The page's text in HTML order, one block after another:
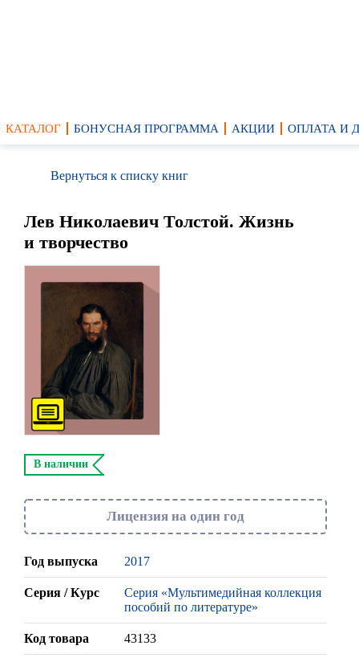
КАТАЛОГ БОНУСНАЯ ПРОГРАММА АКЦИИ ОПЛАТА И
Вернуться к списку книг
Лев Николаевич Толстой. Жизнь
и творчество
В наличии
Лицензия на один год
Год выпуска 2017
Серия / Курс
Серия «Мультимедийная коллекция
пособий по литературе»
Код товара 43133